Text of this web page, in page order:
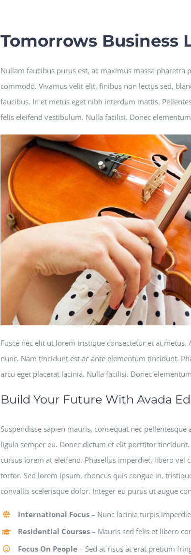
Tomorrows Business
Nullam faucibus purus est, ac maximus massa
commodo. Vivamus velit elit, finibus non lectus sed,
faucibus. In et metus eget nibh interdum mattis.
felis eleifend vestibulum. Nulla facilisi. Donec
Fusce nec elit ut lorem tristique consectetur et at
nunc. Nam tincidunt est ac ante elementum tincidunt.
arcu eget placerat lacinia. Nulla facilisi. Donec
Build Your Future With Avada
Suspendisse sapien mauris, consequat nec
ligula semper eu. Donec dictum et elit porttitor
cursus lorem at eleifend. Phasellus imperdiet, libero
tortor. Sed lorem ipsum, rhoncus quis congue in,
convallis scelerisque dolor. Integer eu purus ut augue
International Focus – Nunc lacinia turpis
Residential Courses – Mauris sed felis et libero
Focus On People – Sed at risus at erat pretium